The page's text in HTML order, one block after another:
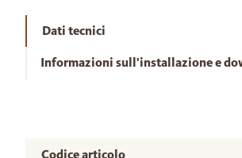
Dati tecnici
Informazioni sull'installazione e
Codice articolo